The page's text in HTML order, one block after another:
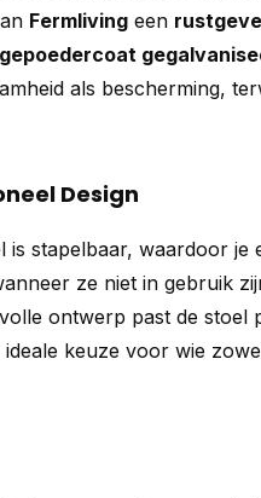
Fermliving een
gepoedercoat
als bescherming,
Design
is stapelbaar, waardoor je
ze niet in gebruik
ontwerp past de stoel
keuze voor wie